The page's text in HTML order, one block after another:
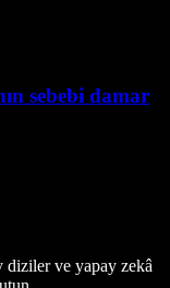
sebebi damar
diziler ve yapay zekâ